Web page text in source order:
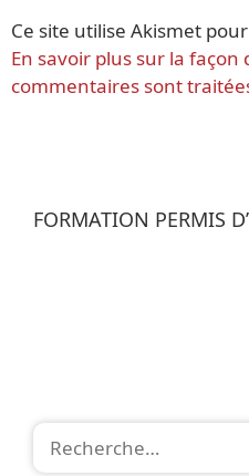
Ce site utilise Akismet
En savoir plus sur la
commentaires sont
FORMATION PERMIS